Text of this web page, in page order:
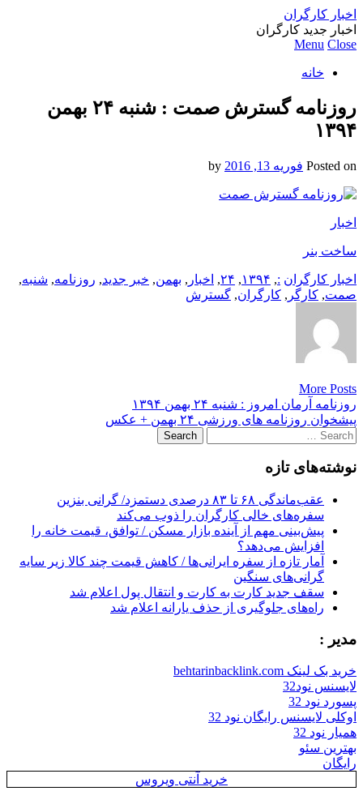
اخبار کارگران
اخبار جدید کارگران
Menu Close
خانه
روزنامه گسترش صمت : شنبه ۲۴ بهمن
۱۳۹۴
Posted on فوریه 13, 2016
اخبار
ساخت بنر
اخبار کارگران :
, ۱۳۹۴, ۲۴, اخبار , بهمن, خبر جدید, روزنامه, شنبه,
صمت, کارگر , کارگران, گسترش
More Posts
Post
navigation
روزنامه آرمان امروز : شنبه ۲۴ بهمن ۱۳۹۴
پیشخوان روزنامه های ورزشی ۲۴ بهمن + عکس
Search
for:
نوشته‌های تازه
عقب‌ماندگی ۶۸ تا ۸۳ درصدی دستمزد/ گرانی بنزین
سفره‌های خالی کارگران را ذوب می‌کند
پیش‌بینی مهم از آینده بازار مسکن / توافق، قیمت خانه را
افزایش می‌دهد؟
آمار تازه از سفره ایرانی‌ها / کاهش قیمت چند کالا زیر سایه
گرانی‌های سنگین
سقف جدید کارت به کارت و انتقال پول اعلام شد
راه‌های جلوگیری از حذف یارانه اعلام شد
مدیر :
خرید بک لینک behtarinbacklink.com
لایسنس نود32
پسورد نود 32
اوکلی لایسنس رایگان نود 32
همیار نود 32
بهترین سئو
رایگان
خرید آنتی ویروس